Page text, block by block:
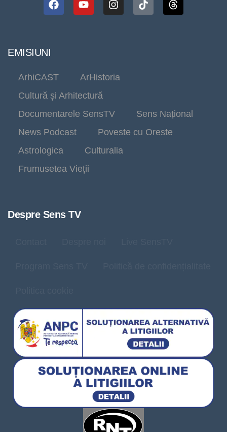
EMISIUNI
ArhiCAST
ArHistoria
Cultură și Arhitectură
Documentarele SensTV
Sens Național
News Podcast
Poveste cu Oreste
Astrologica
Culturalia
Frumusetea Vieții
Despre Sens TV